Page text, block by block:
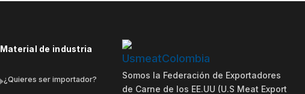
Material de industria
¿Quieres ser importador?
Somos la Federación de Exportadores
de Carne de los EE.UU (U.S Meat Export